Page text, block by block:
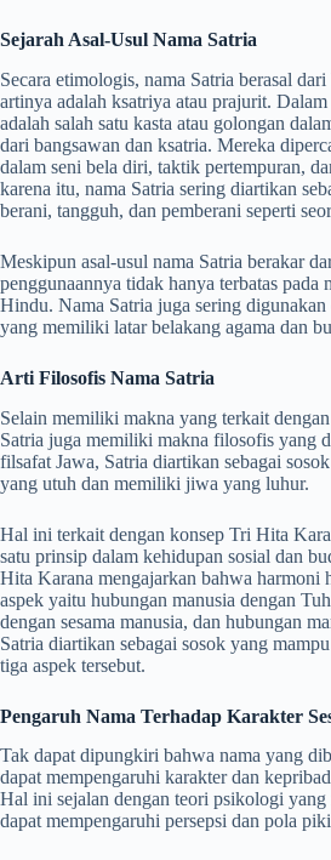
Sejarah Asal-Usul Nama Satria
Secara etimologis, nama Satria berasal
artinya adalah ksatriya atau prajurit.
adalah salah satu kasta atau golongan
dari bangsawan dan ksatria. Mereka
dalam seni bela diri, taktik pertempuran,
karena itu, nama Satria sering diartikan
berani, tangguh, dan pemberani seperti
Meskipun asal-usul nama Satria berakar
penggunaannya tidak hanya terbatas pada
Hindu. Nama Satria juga sering digunakan
yang memiliki latar belakang agama dan
Arti Filosofis Nama Satria
Selain memiliki makna yang terkait
Satria juga memiliki makna filosofis yang
filsafat Jawa, Satria diartikan sebagai
yang utuh dan memiliki jiwa yang luhur.
Hal ini terkait dengan konsep Tri Hita
satu prinsip dalam kehidupan sosial dan
Hita Karana mengajarkan bahwa harmoni
aspek yaitu hubungan manusia dengan
dengan sesama manusia, dan hubungan
Satria diartikan sebagai sosok yang
tiga aspek tersebut.
Pengaruh Nama Terhadap Karakter
Tak dapat dipungkiri bahwa nama yang
dapat mempengaruhi karakter dan
Hal ini sejalan dengan teori psikologi yang
dapat mempengaruhi persepsi dan pola